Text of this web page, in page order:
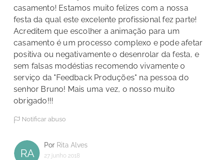
casamento! Estamos muito felizes com a nossa
festa da qual este excelente profissional fez parte!
Acreditem que escolher a animação para um
casamento é um processo complexo e pode afetar
positiva ou negativamente o desenrolar da festa, e
sem falsas modéstias recomendo vivamente o
serviço da "Feedback Produções" na pessoa do
senhor Bruno! Mais uma vez, o nosso muito
obrigado!!!
Notificar abuso
RA
Por Rita Alves
27 junho 2018